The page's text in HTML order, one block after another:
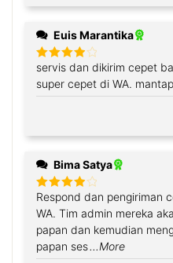
Euis Marantika
Rated 4
servis dan dikirim cepet
super cepet di WA.
Bima Satya
Rated4
out of 5
Respond dan pengiriman
WA. Tim admin mereka
papan dan kemudian
papan ses...More